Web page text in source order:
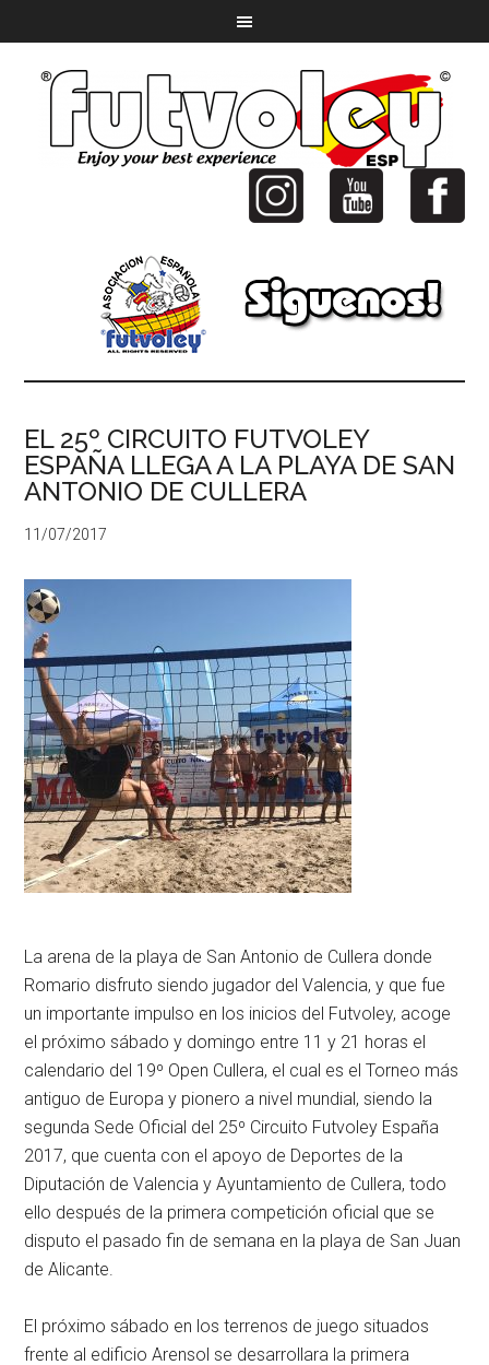
EL 25º CIRCUITO FUTVOLEY
ESPAÑA LLEGA A LA PLAYA DE SAN
ANTONIO DE CULLERA
11/07/2017
La arena de la playa de San Antonio de Cullera donde
Romario disfruto siendo jugador del Valencia, y que fue
un importante impulso en los inicios del Futvoley, acoge
el próximo sábado y domingo entre 11 y 21 horas el
calendario del 19º Open Cullera, el cual es el Torneo más
antiguo de Europa y pionero a nivel mundial, siendo la
segunda Sede Oficial del 25º Circuito Futvoley España
2017, que cuenta con el apoyo de Deportes de la
Diputación de Valencia y Ayuntamiento de Cullera, todo
ello después de la primera competición oficial que se
disputo el pasado fin de semana en la playa de San Juan
de Alicante.
El próximo sábado en los terrenos de juego situados
frente al edificio Arensol se desarrollara la primera